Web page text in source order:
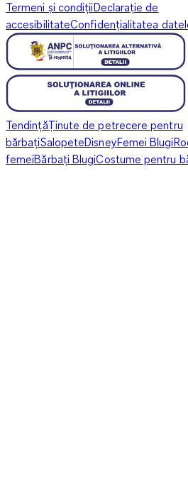
Termeni și condițiiDeclarație de
accesibilitateConfidențialitatea
TendințăȚinute de petrecere pentru
bărbațiSalopeteDisneyFemei Blugi
femeiBărbați BlugiCostume pentru